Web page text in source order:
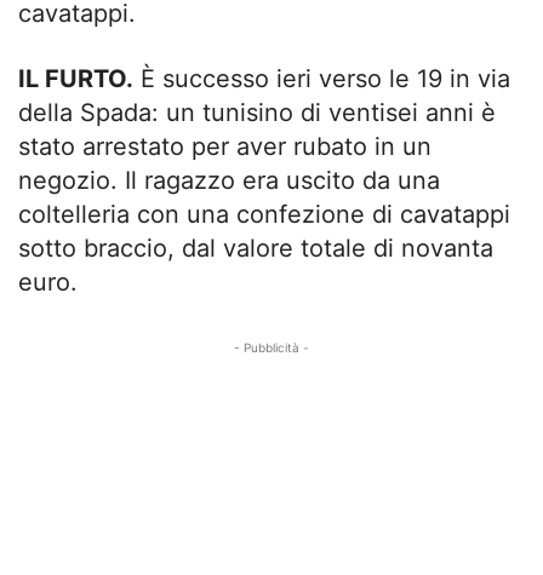
cavatappi.
IL FURTO. È successo ieri verso le 19 in via
della Spada: un tunisino di ventisei anni è
stato arrestato per aver rubato in un
negozio. Il ragazzo era uscito da una
coltelleria con una confezione di cavatappi
sotto braccio, dal valore totale di novanta
euro.
- Pubblicità -